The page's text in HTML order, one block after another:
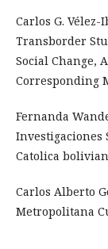
Carlos G.
Transborder
Social Change,
Corresponding
Fernanda
Investigaciones
Catolica
Carlos Alberto
Metropolitana